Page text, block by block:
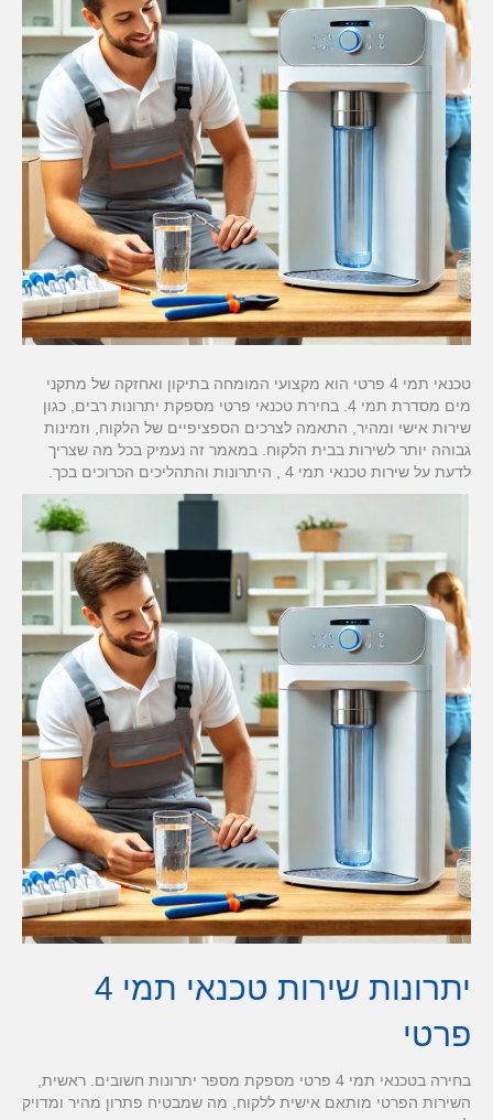
טכנאי תמי 4 פרטי הוא מקצועי המומחה בתיקון ואחזקה של מתקני
מים מסדרת תמי 4. בחירת טכנאי פרטי מספקת יתרונות רבים, כגון
שירות אישי ומהיר, התאמה לצרכים הספציפיים של הלקוח, וזמינות
גבוהה יותר לשירות בבית הלקוח. במאמר זה נעמיק בכל מה שצריך
לדעת על שירות טכנאי תמי 4 , היתרונות והתהליכים הכרוכים בכך.
יתרונות שירות טכנאי תמי 4
פרטי
בחירה בטכנאי תמי 4 פרטי מספקת מספר יתרונות חשובים. ראשית,
השירות הפרטי מותאם אישית ללקוח, מה שמבטיח פתרון מהיר ומדויק